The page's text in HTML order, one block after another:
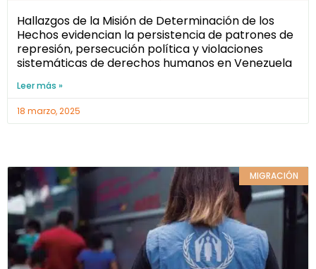
Hallazgos de la Misión de Determinación de los
Hechos evidencian la persistencia de patrones de
represión, persecución política y violaciones
sistemáticas de derechos humanos en Venezuela
Leer más »
18 marzo, 2025
MIGRACIÓN